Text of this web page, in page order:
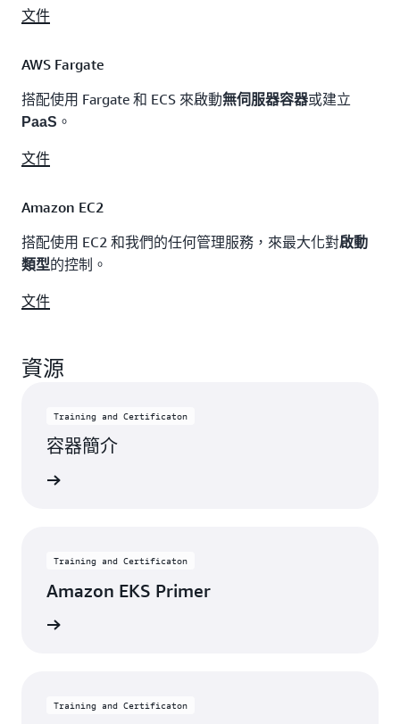
文件
AWS Fargate
搭配使用 Fargate 和 ECS 來啟動無伺服器容器或建立
PaaS 。
文件
Amazon EC2
搭配使用 EC2 和我們的任何管理服務，來最大化對啟動
類型的控制。
文件
資源
Training and Certificaton
容器簡介
Training and Certificaton
Amazon EKS Primer
Training and Certificaton